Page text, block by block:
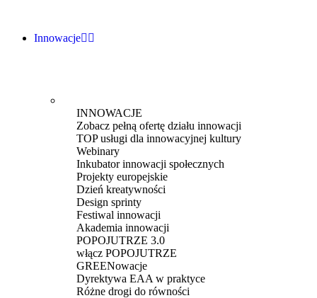
Innowacje
INNOWACJE
Zobacz pełną ofertę działu innowacji
TOP usługi dla innowacyjnej kultury
Webinary
Inkubator innowacji społecznych
Projekty europejskie
Dzień kreatywności
Design sprinty
Festiwal innowacji
Akademia innowacji
POPOJUTRZE 3.0
włącz POPOJUTRZE
GREENowacje
Dyrektywa EAA w praktyce
Różne drogi do równości